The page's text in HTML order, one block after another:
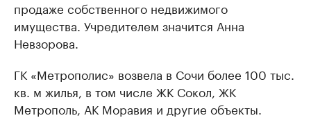
продаже собственного недвижимого
имущества. Учредителем значится Анна
Невзорова.
ГК «Метрополис» возвела в Сочи более 100 тыс.
кв. м жилья, в том числе ЖК Сокол, ЖК
Метрополь, АК Моравия и другие объекты.